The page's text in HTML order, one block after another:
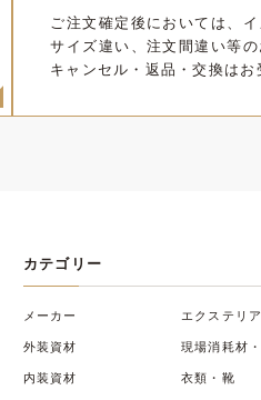
ご注文確定後においては、イ
サイズ違い、注文間違い等
キャンセル・返品・交換はお
カテゴリー
メーカー
外装資材
内装資材
エクステリ
現場消耗材
衣類・靴